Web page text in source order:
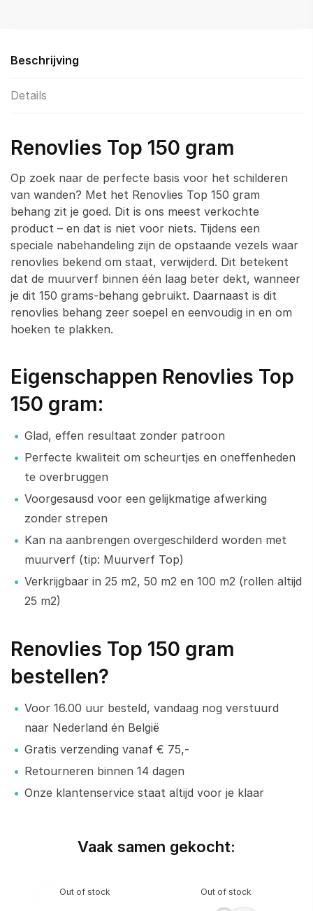
Beschrijving
Details
Renovlies Top 150 gram
Op zoek naar de perfecte basis voor het schilderen
van wanden? Met het Renovlies Top 150 gram
behang zit je goed. Dit is ons meest verkochte
product – en dat is niet voor niets. Tijdens een
speciale nabehandeling zijn de opstaande vezels waar
renovlies bekend om staat, verwijderd. Dit betekent
dat de muurverf binnen één laag beter dekt, wanneer
je dit 150 grams-behang gebruikt. Daarnaast is dit
renovlies behang zeer soepel en eenvoudig in en om
hoeken te plakken.
Eigenschappen Renovlies Top
150 gram:
Glad, effen resultaat zonder patroon
Perfecte kwaliteit om scheurtjes en oneffenheden
te overbruggen
Voorgesausd voor een gelijkmatige afwerking
zonder strepen
Kan na aanbrengen overgeschilderd worden met
muurverf (tip: Muurverf Top)
Verkrijgbaar in 25 m2, 50 m2 en 100 m2 (rollen altijd
25 m2)
Renovlies Top 150 gram
bestellen?
Voor 16.00 uur besteld, vandaag nog verstuurd
naar Nederland én België
Gratis verzending vanaf € 75,-
Retourneren binnen 14 dagen
Onze klantenservice staat altijd voor je klaar
Vaak samen gekocht:
Out of stock Out of stock